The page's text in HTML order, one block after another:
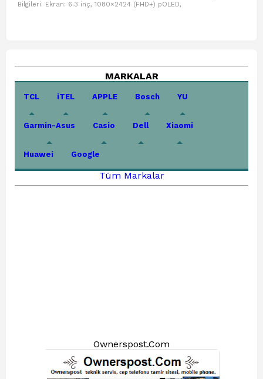
Bilgileri. Ekran: 6.3 inç, 1080×2424 (FHD+) pOLED,
MARKALAR
TCL iTEL APPLE Bosch YU
Garmin-Asus Casio Dell Xiaomi
Huawei Google
Tüm Markalar
Ownerspost.Com